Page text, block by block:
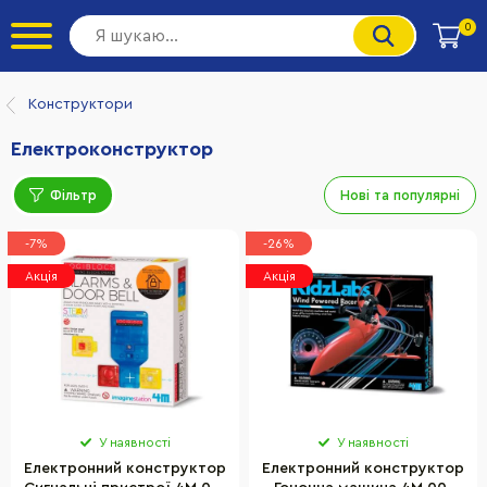
0
Конструктори
Електроконструктор
Фільтр Нові та популярні
-7%
Акція
У наявності
Електронний конструктор
-26%
Акція
У наявності
Електронний конструктор